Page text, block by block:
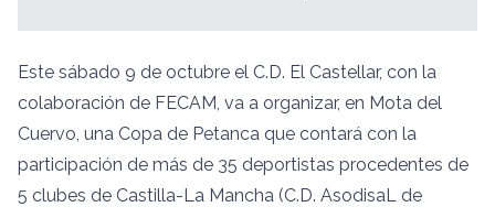
Este sábado 9 de octubre el C.D. El Castellar, con la
colaboración de FECAM, va a organizar, en Mota del
Cuervo, una Copa de Petanca que contará con la
participación de más de 35 deportistas procedentes de
5 clubes de Castilla-La Mancha (C.D. AsodisaL de